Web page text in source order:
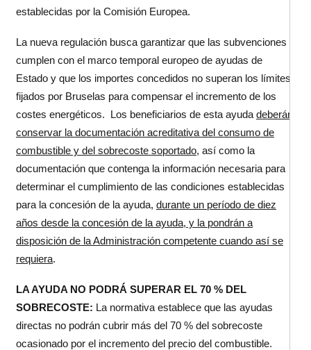
establecidas por la Comisión Europea.
La nueva regulación busca garantizar que las subvenciones
cumplen con el marco temporal europeo de ayudas de
Estado y que los importes concedidos no superan los límites
fijados por Bruselas para compensar el incremento de los
costes energéticos. Los beneficiarios de esta ayuda deberán
conservar la documentación acreditativa del consumo de
combustible y del sobrecoste soportado, así como la
documentación que contenga la información necesaria para
determinar el cumplimiento de las condiciones establecidas
para la concesión de la ayuda, durante un período de diez
años desde la concesión de la ayuda, y la pondrán a
disposición de la Administración competente cuando así se
requiera.
LA AYUDA NO PODRÁ SUPERAR EL 70 % DEL
SOBRECOSTE: La normativa establece que las ayudas
directas no podrán cubrir más del 70 % del sobrecoste
ocasionado por el incremento del precio del combustible.